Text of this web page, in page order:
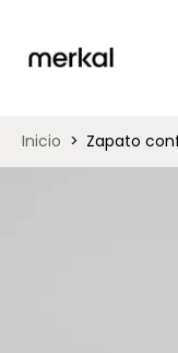
Inicio > Zapato